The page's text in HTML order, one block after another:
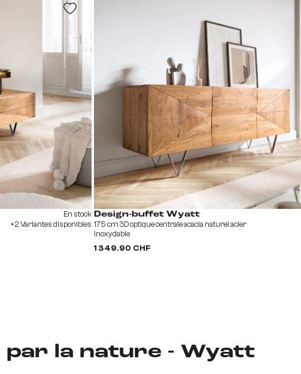
En stock
+2 Variantes disponibles
Design-buffet Wyatt
175 cm 3D optique centrale acacia naturel acier
inoxydable
1 349.90 CHF
par la nature - Wyatt